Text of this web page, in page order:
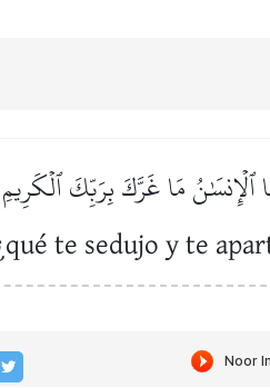
ٱلۡإِنسَٰنُ مَا غَرَّكَ بِرَبِّكَ ٱلۡكَرِيمِ
te sedujo y te